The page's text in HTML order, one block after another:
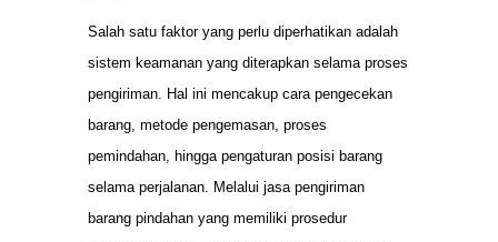
Salah satu faktor yang perlu diperhatikan adalah
sistem keamanan yang diterapkan selama proses
pengiriman. Hal ini mencakup cara pengecekan
barang, metode pengemasan, proses
pemindahan, hingga pengaturan posisi barang
selama perjalanan. Melalui jasa pengiriman
barang pindahan yang memiliki prosedur